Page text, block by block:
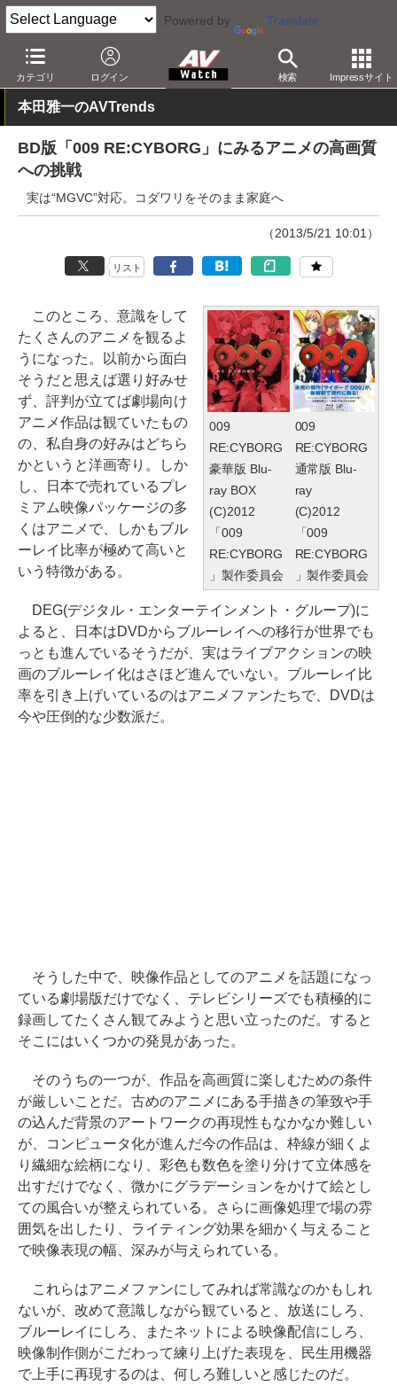
Powered by Translate
カテゴリ ログイン 検索 Impressサイト
AV Watch コンテンツ・サービス BD/DVD
本田雅一のAVTrends
BD版「009 RE:CYBORG」にみるアニメの高画質
への挑戦
実は“MGVC”対応。コダワリをそのまま家庭へ
（2013/5/21 10:01）
リスト
009
RE:CYBORG
豪華版 Blu-
ray BOX
(C)2012
「009
RE:CYBORG
」製作委員会
009
RE:CYBORG
通常版 Blu-
ray
(C)2012
「009
RE:CYBORG
」製作委員会
このところ、意識をして
たくさんのアニメを観るよ
うになった。以前から面白
そうだと思えば選り好みせ
ず、評判が立てば劇場向け
アニメ作品は観ていたもの
の、私自身の好みはどちら
かというと洋画寄り。しか
し、日本で売れているプレ
ミアム映像パッケージの多
くはアニメで、しかもブル
ーレイ比率が極めて高いと
いう特徴がある。
DEG(デジタル・エンターテインメント・グループ)に
よると、日本はDVDからブルーレイへの移行が世界でも
っとも進んでいるそうだが、実はライブアクションの映
画のブルーレイ化はさほど進んでいない。ブルーレイ比
率を引き上げいているのはアニメファンたちで、DVDは
今や圧倒的な少数派だ。
そうした中で、映像作品としてのアニメを話題になっ
ている劇場版だけでなく、テレビシリーズでも積極的に
録画してたくさん観てみようと思い立ったのだ。すると
そこにはいくつかの発見があった。
そのうちの一つが、作品を高画質に楽しむための条件
が厳しいことだ。古めのアニメにある手描きの筆致や手
の込んだ背景のアートワークの再現性もなかなか難しい
が、コンピュータ化が進んだ今の作品は、枠線が細くよ
り繊細な絵柄になり、彩色も数色を塗り分けて立体感を
出すだけでなく、微かにグラデーションをかけて絵とし
ての風合いが整えられている。さらに画像処理で場の雰
囲気を出したり、ライティング効果を細かく与えること
で映像表現の幅、深みが与えられている。
これらはアニメファンにしてみれば常識なのかもしれ
ないが、改めて意識しながら観ていると、放送にしろ、
ブルーレイにしろ、またネットによる映像配信にしろ、
映像制作側がこだわって練り上げた表現を、民生用機器
で上手に再現するのは、何しろ難しいと感じたのだ。